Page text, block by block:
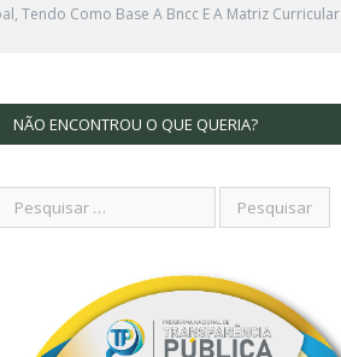
Tendo Como Base A Bncc E A Matriz Curricular
NÃO ENCONTROU O QUE QUERIA?